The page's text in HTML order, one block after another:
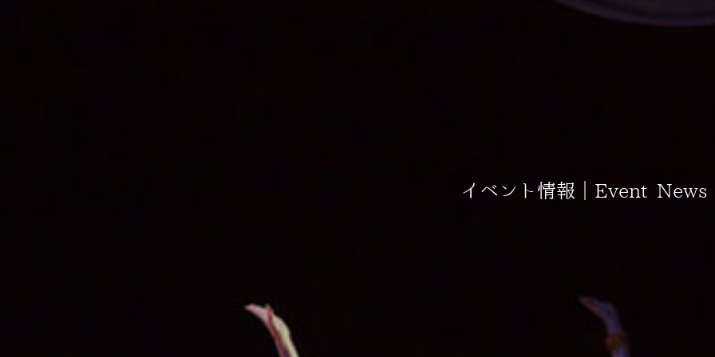
イベント情報｜Event News